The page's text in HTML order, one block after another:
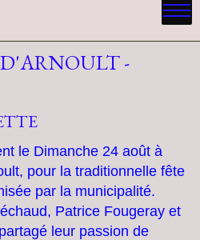
-
le Dimanche 24 août à
pour la traditionnelle fête
par la municipalité.
Patrice Fougeray et
leur passion de